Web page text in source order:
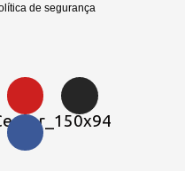
de segurança